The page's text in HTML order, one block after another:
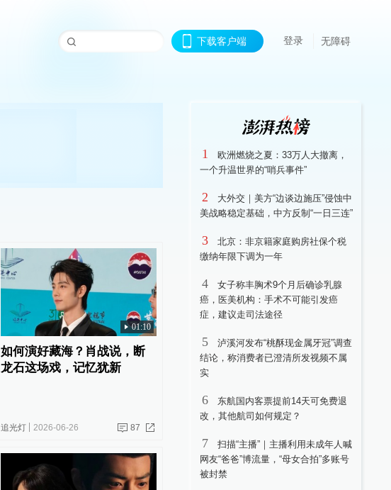
下载客户端 登录 无障碍
01:10
如何演好藏海？肖战说，断
龙石这场戏，记忆犹新
追光灯 2026-06-26 87
1
欧洲燃烧之夏：33万人大撤离，
一个升温世界的“哨兵事件”
2
大外交｜美方“边谈边施压”侵蚀中
美战略稳定基础，中方反制“一日三连”
3
北京：非京籍家庭购房社保个税
缴纳年限下调为一年
4
女子称丰胸术9个月后确诊乳腺
癌，医美机构：手术不可能引发癌
症，建议走司法途径
5
泸溪河发布“桃酥现金属牙冠”调查
结论，称消费者已澄清所发视频不属
实
6
东航国内客票提前14天可免费退
改，其他航司如何规定？
7
扫描“主播”｜主播利用未成年人喊
网友“爸爸”博流量，“母女合拍”多账号
被封禁